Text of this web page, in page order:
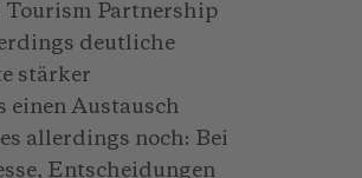
Partnership
deutliche
stärker
einen Austausch
allerdings noch: Bei
Entscheidungen